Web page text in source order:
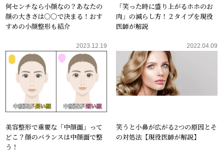
何センチなら小顔なの？あなたの
顔の大きさは〇〇で決まる！おす
すめの小顔整形も紹介
「笑った時に盛り上がるホホのお
肉」の減らし方！２タイプを現役
医師が解説
2023.12.19
美容整形で重要な「中顔面」って
どこ？顔のバランスは中顔面で整
う！
2022.04.09
笑うと小鼻が広がる2つの原因とそ
の対処法【現役医師が解説】